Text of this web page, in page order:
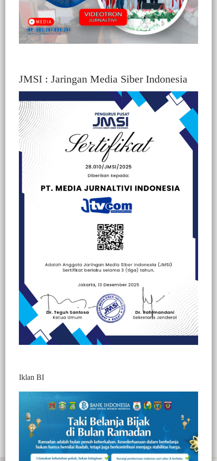
Upacara Hari Lahir Pancasila di Enrekang
Berlangsung Khidmat, Wakapolres
Bacakan Amanat BPIP
Redaktur 3
3 Min Baca
Selasa, 2 Juni 2026
667
JMSI : Jaringan Media Siber Indonesia
Iklan BI